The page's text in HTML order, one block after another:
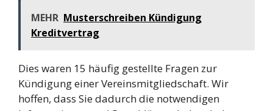
MEHR Musterschreiben Kündigung
Kreditvertrag
Dies waren 15 häufig gestellte Fragen zur
Kündigung einer Vereinsmitgliedschaft. Wir
hoffen, dass Sie dadurch die notwendigen